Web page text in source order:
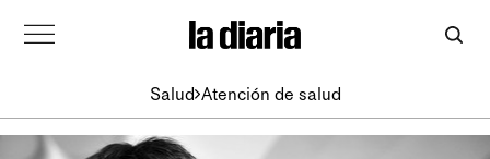
Salud Atención de salud